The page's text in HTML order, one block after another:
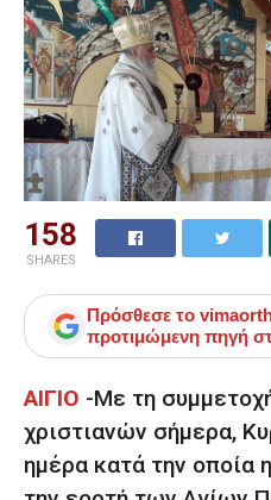
158
SHARES
Πρόσθεσε το
προτιμώμενη πηγή
ΑΙΓΙΟ -Με τη
χριστιανών σήμερα,
ημέρα κατά την οποία